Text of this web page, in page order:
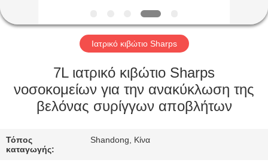
ΓΎΡΟΣ
ΕΡΓΟΣΤΑΣΊΩΝ
ΠΟΙΟΤΙΚΌΣ
ΈΛΕΓΧΟΣ
ΜΑΣ
Ιατρικό κιβώτιο Sharps
7L ιατρικό κιβώτιο Sharps
νοσοκομείων για την ανακύκλωση της
βελόνας συρίγγων αποβλήτων
Τόπος
καταγωγής:
Shandong, Κίνα